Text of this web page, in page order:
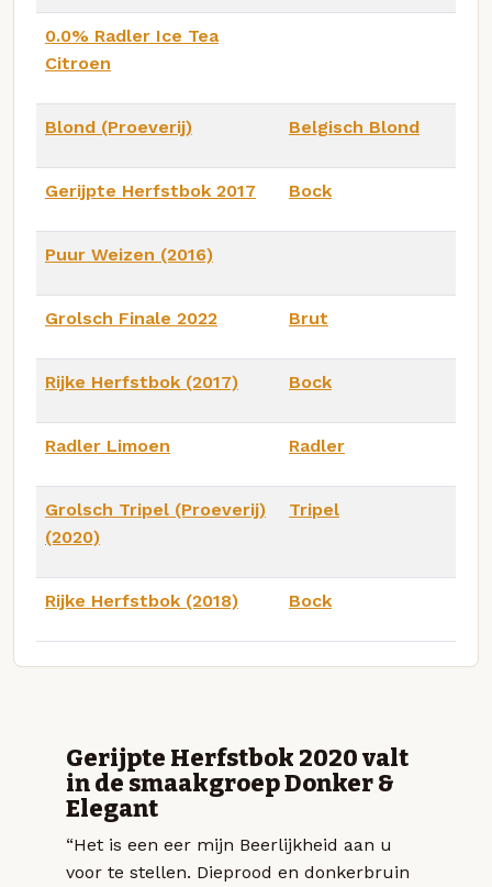
0.0% Radler Ice Tea
Citroen
Blond (Proeverij) Belgisch Blond
Gerijpte Herfstbok 2017 Bock
Puur Weizen (2016)
Grolsch Finale 2022 Brut
Rijke Herfstbok (2017) Bock
Radler Limoen Radler
Grolsch Tripel (Proeverij)
(2020)
Tripel
Rijke Herfstbok (2018) Bock
Gerijpte Herfstbok 2020 valt
in de smaakgroep Donker &
Elegant
“Het is een eer mijn Beerlijkheid aan u
voor te stellen. Dieprood en donkerbruin